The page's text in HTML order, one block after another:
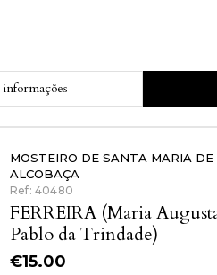
MOSTEIRO DE SANTA MARIA DE
ALCOBAÇA
Ref: 40480
FERREIRA (Maria
Pablo da Trindade)
€15.00